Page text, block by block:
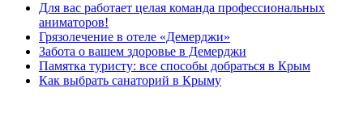
Для вас работает целая команда профессиональных
аниматоров!
Грязолечение в отеле «Демерджи»
Забота о вашем здоровье в Демерджи
Памятка туристу: все способы добраться в Крым
Как выбрать санаторий в Крыму